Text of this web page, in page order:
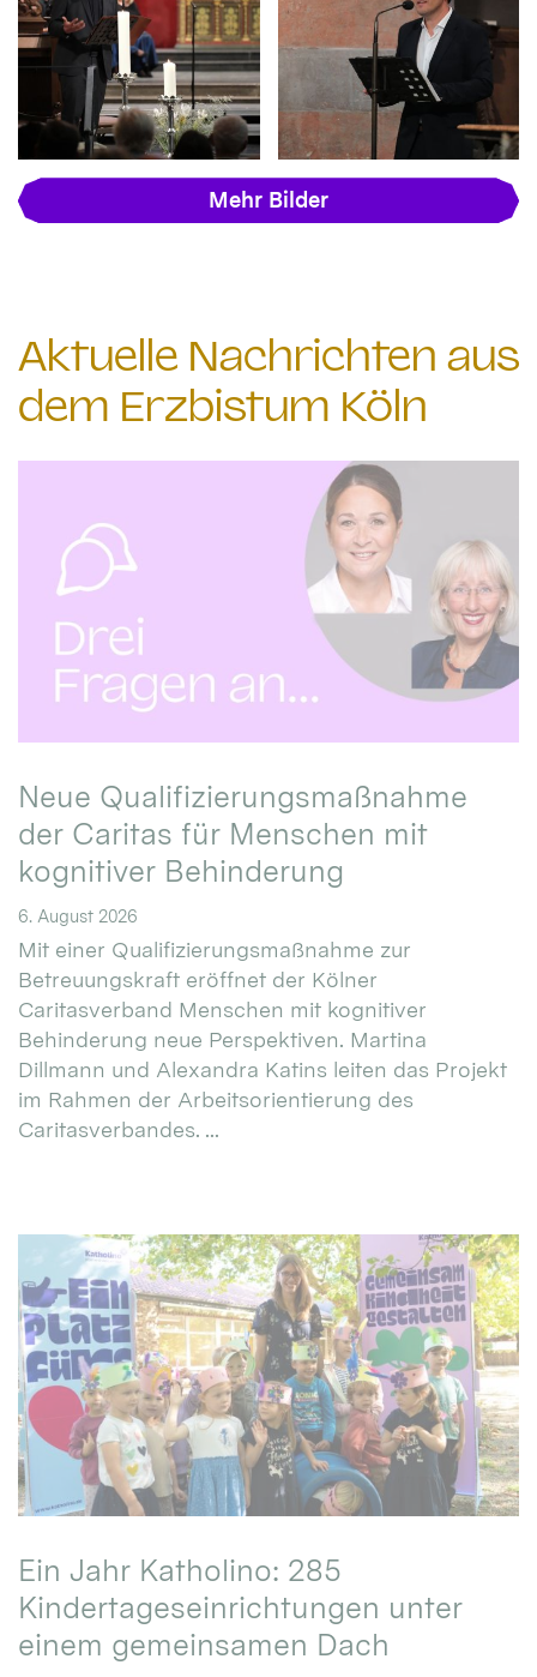
Mehr Bilder
Aktuelle Nachrichten aus
dem Erzbistum Köln
Neue Qualifizierungsmaßnahme
der Caritas für Menschen mit
kognitiver Behinderung
6. August 2026
Mit einer Qualifizierungsmaßnahme zur
Betreuungskraft eröffnet der Kölner
Caritasverband Menschen mit kognitiver
Behinderung neue Perspektiven. Martina
Dillmann und Alexandra Katins leiten das Projekt
im Rahmen der Arbeitsorientierung des
Caritasverbandes. ...
Ein Jahr Katholino: 285
Kindertageseinrichtungen unter
einem gemeinsamen Dach